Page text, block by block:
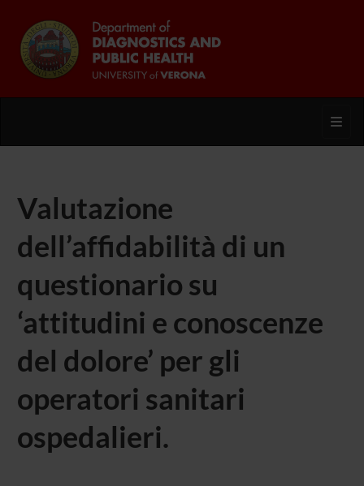
Valutazione
dell’affidabilità di un
questionario su
‘attitudini e conoscenze
del dolore’ per gli
operatori sanitari
ospedalieri.